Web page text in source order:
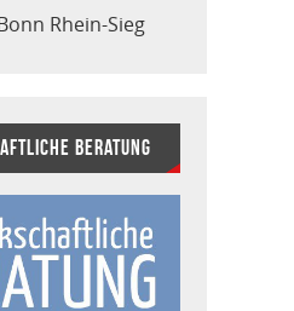
Rhein-Sieg
BERATUNG